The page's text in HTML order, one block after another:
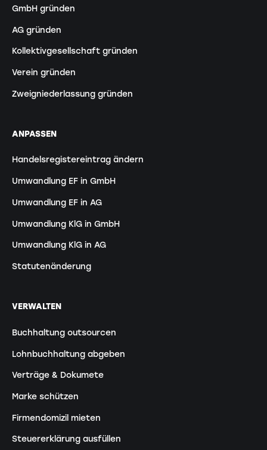
GmbH gründen
AG gründen
Kollektivgesellschaft gründen
Verein gründen
Zweigniederlassung gründen
ANPASSEN
Handelsregistereintrag ändern
Umwandlung EF in GmbH
Umwandlung EF in AG
Umwandlung KlG in GmbH
Umwandlung KlG in AG
Statutenänderung
VERWALTEN
Buchhaltung outsourcen
Lohnbuchhaltung abgeben
Verträge & Dokumete
Marke schützen
Firmendomizil mieten
Steuererklärung ausfüllen